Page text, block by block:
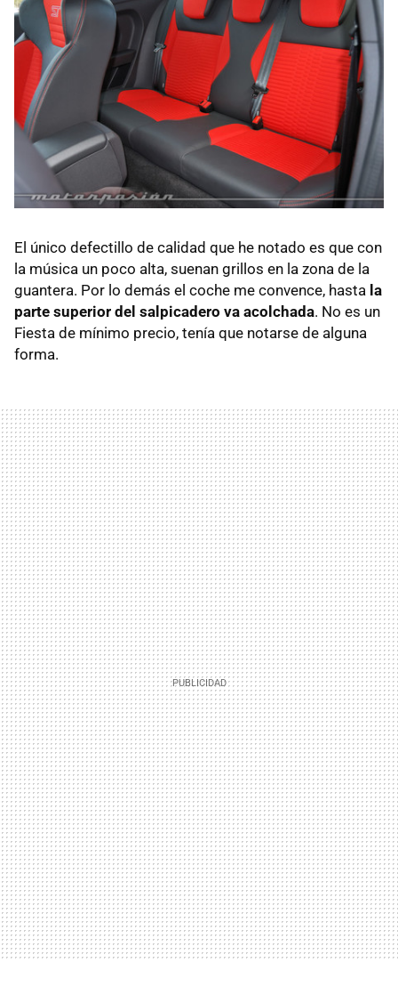
El único defectillo de calidad que he notado es que con
la música un poco alta, suenan grillos en la zona de la
guantera. Por lo demás el coche me convence, hasta la
parte superior del salpicadero va acolchada. No es un
Fiesta de mínimo precio, tenía que notarse de alguna
forma.